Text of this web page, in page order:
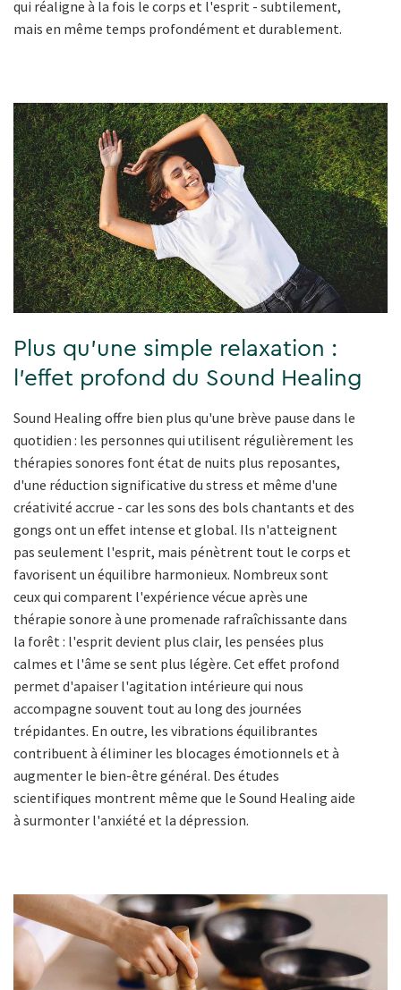
qui réaligne à la fois le corps et l'esprit - subtilement,
mais en même temps profondément et durablement.
Plus qu'une simple relaxation :
l'effet profond du Sound Healing
Sound Healing offre bien plus qu'une brève pause dans le
quotidien : les personnes qui utilisent régulièrement les
thérapies sonores font état de nuits plus reposantes,
d'une réduction significative du stress et même d'une
créativité accrue - car les sons des bols chantants et des
gongs ont un effet intense et global. Ils n'atteignent
pas seulement l'esprit, mais pénètrent tout le corps et
favorisent un équilibre harmonieux. Nombreux sont
ceux qui comparent l'expérience vécue après une
thérapie sonore à une promenade rafraîchissante dans
la forêt : l'esprit devient plus clair, les pensées plus
calmes et l'âme se sent plus légère. Cet effet profond
permet d'apaiser l'agitation intérieure qui nous
accompagne souvent tout au long des journées
trépidantes. En outre, les vibrations équilibrantes
contribuent à éliminer les blocages émotionnels et à
augmenter le bien-être général. Des études
scientifiques montrent même que le Sound Healing aide
à surmonter l'anxiété et la dépression.